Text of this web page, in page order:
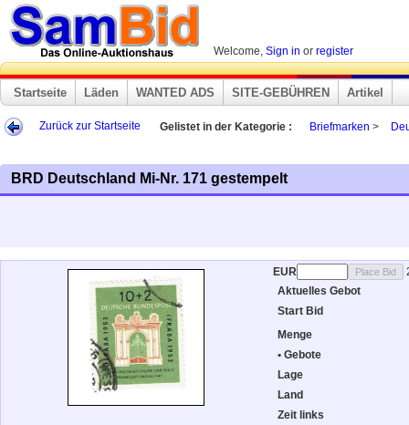
Welcome, Sign in or register
Startseite Läden WANTED ADS SITE-GEBÜHREN Artikel
Zurück zur Startseite Gelistet in der Kategorie : Briefmarken >
BRD Deutschland Mi-Nr. 171 gestempelt
EUR
Aktuelles Gebot
Start Bid
Menge
• Gebote
Lage
Land
Zeit links